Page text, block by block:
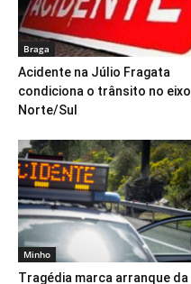
Braga
Acidente na Júlio Fragata
condiciona o trânsito no eixo
Norte/Sul
Minho
Tragédia marca arranque da